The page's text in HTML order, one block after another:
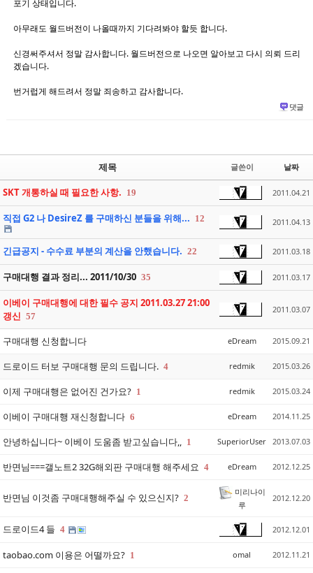
포기 상태입니다.
아무래도 월드버전이 나올때까지 기다려봐야 할듯 합니다.
신경써주셔서 정말 감사합니다. 월드버전으로 나오면 알아보고 다시 의뢰 드리
겠습니다.
번거럽게 해드려서 정말 죄송하고 감사합니다.
댓글
제목 글쓴이 날짜
SKT 개통하실 때 필요한 사항. 19 2011.04.21
직접 G2 나 DesireZ 를 구매하신 분들을 위해... 12 2011.04.13
긴급공지 - 수수료 부분의 계산을 안했습니다. 22 2011.03.18
구매대행 결과 정리... 2011/10/30 35 2011.03.17
이베이 구매대행에 대한 필수 공지 2011.03.27 21:00
갱신 57
2011.03.07
구매대행 신청합니다 eDream 2015.09.21
드로이드 터보 구매대행 문의 드립니다. 4 redmik 2015.03.26
이제 구매대행은 없어진 건가요? 1 redmik 2015.03.24
이베이 구매대행 재신청합니다 6 eDream 2014.11.25
안녕하십니다~ 이베이 도움좀 받고싶습니다,, 1 SuperiorUser 2013.07.03
반면님===갤노트2 32G해외판 구매대행 해주세요 4 eDream 2012.12.25
반면님 이것좀 구매대행해주실 수 있으신지? 2
미리나이
루
2012.12.20
드로이드4 들 4 2012.12.01
taobao.com 이용은 어떨까요? 1 omal 2012.11.21